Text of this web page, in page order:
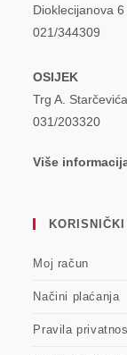
Dioklecijanova 6
021/344309
OSIJEK
Trg A.
031/203320
Više
Moj račun
Načini plaćanja
Pravila